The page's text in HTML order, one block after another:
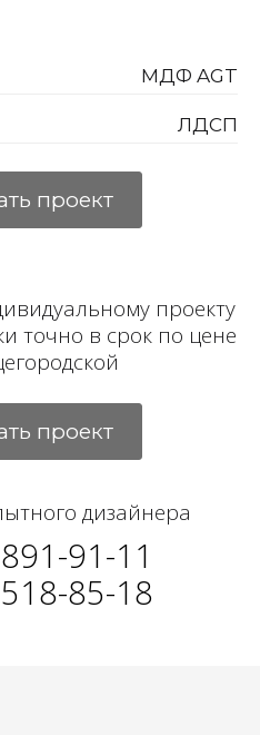
МДФ AGT
ЛДСП
проект
проекту
точно в срок по цене
проект
дизайнера
91-11
85-18